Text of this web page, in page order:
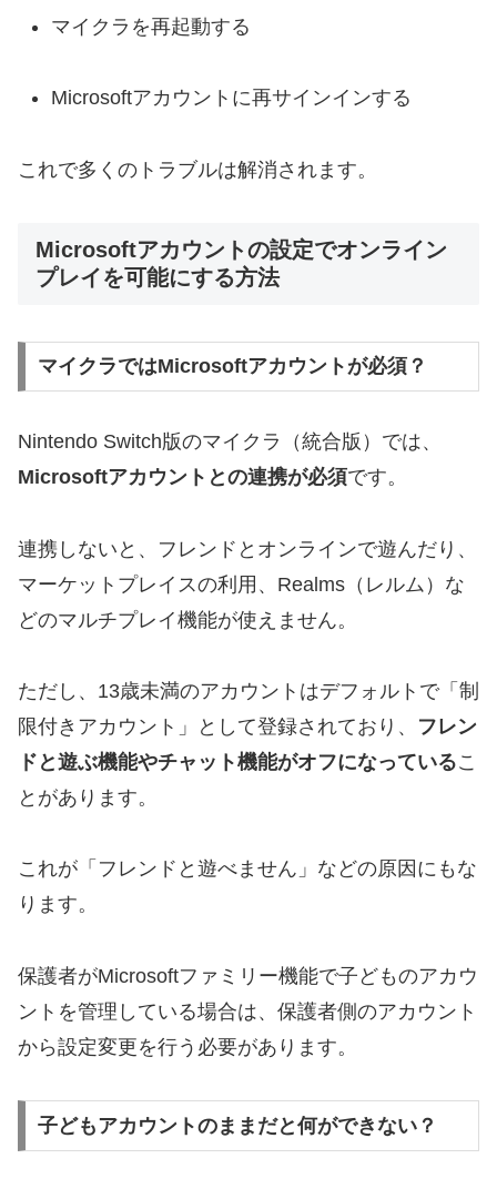
マイクラを再起動する
Microsoftアカウントに再サインインする
これで多くのトラブルは解消されます。
Microsoftアカウントの設定でオンライン
プレイを可能にする方法
マイクラではMicrosoftアカウントが必須？
Nintendo Switch版のマイクラ（統合版）では、
Microsoftアカウントとの連携が必須です。
連携しないと、フレンドとオンラインで遊んだり、
マーケットプレイスの利用、Realms（レルム）な
どのマルチプレイ機能が使えません。
ただし、13歳未満のアカウントはデフォルトで「制
限付きアカウント」として登録されており、 フレン
ドと遊ぶ機能やチャット機能がオフになっているこ
とがあります。
これが「フレンドと遊べません」などの原因にもな
ります。
保護者がMicrosoftファミリー機能で子どものアカウ
ントを管理している場合は、保護者側のアカウント
から設定変更を行う必要があります。
子どもアカウントのままだと何ができない？